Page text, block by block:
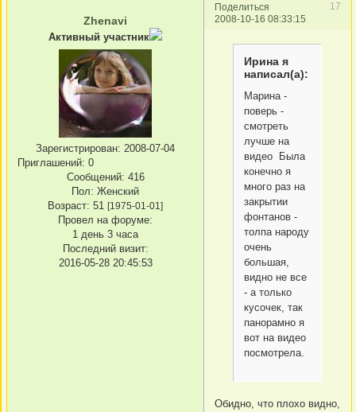
Поделиться
17
2008-10-16 08:33:15
Zhenavi
Активный участник
Зарегистрирован: 2008-07-04
Приглашений: 0
Сообщений: 416
Пол: Женский
Возраст: 51 [1975-01-01]
Провел на форуме:
1 день 3 часа
Последний визит:
2016-05-28 20:45:53
Ирина я
написал(а):
Марина -
поверь -
смотреть
лучше на
видео Была
конечно я
много раз на
закрытии
фонтанов -
толпа народу
очень
большая,
видно не все
- а только
кусочек, так
панорамно я
вот на видео
посмотрела.
Обидно, что плохо видно,